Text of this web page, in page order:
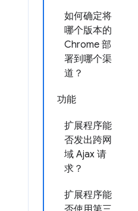
如何确定将
哪个版本的
Chrome 部
署到哪个渠
道？
功能
扩展程序能
否发出跨网
域 Ajax 请
求？
扩展程序能